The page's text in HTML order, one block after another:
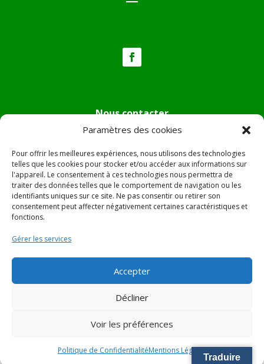
Paramètres des cookies
Pour offrir les meilleures expériences, nous utilisons des technologies
telles que les cookies pour stocker et/ou accéder aux informations sur
l'appareil. Le consentement à ces technologies nous permettra de
traiter des données telles que le comportement de navigation ou les
identifiants uniques sur ce site. Ne pas consentir ou retirer son
consentement peut affecter négativement certaines caractéristiques et
fonctions.
Gérer les services
Accepter
Décliner
Voir les préférences
Politique de ConfidentialitéMentions Légales
Nous contacter
Tél :04.95.36.24.02
Mail:
mairie.pietradiverde@wanadoo.fr
Adresse :Hôtel de ville de Pietra di Verde
Le village
20230 Pietra di Verde
© 2022 Mairie de Pietra Di Verde – Réalisation
Traduire